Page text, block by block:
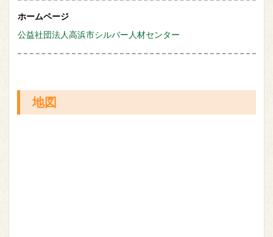
ホームページ
公益社団法人高浜市シルバー人材センター
地図